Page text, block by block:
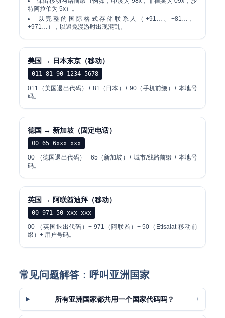
特阿拉伯为 5x）。
以完整的国际格式存储联系人（+91…、+81…、
+971…），以避免漫游时出现混乱。
美国 → 日本东京（移动）
011 81 90 1234 5678
011（美国退出代码）+ 81（日本）+ 90（手机前缀）+ 本地号
码。
德国 → 新加坡（固定电话）
00 65 6xxx xxx
00 （德国退出代码）+ 65（新加坡）+ 城市/线路前缀 + 本地号
码。
英国 → 阿联酋迪拜（移动）
00 971 50 xxx xxx
00 （英国退出代码）+ 971（阿联酋）+ 50（Etisalat 移动前
缀）+ 用户号码。
常见问题解答：呼叫亚洲国家
所有亚洲国家都共用一个国家代码吗？ +